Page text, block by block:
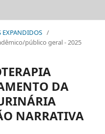
EXPANDIDOS /
público geral - 2025
DA
NARRATIVA